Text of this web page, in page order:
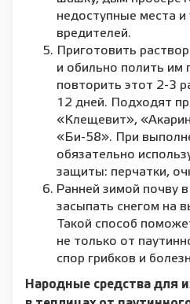
недоступные места и
вредителей.
Приготовить
и обильно полить им
повторить этот 2-3
12 дней. Подходят
«Клещевит»,
«Би-58». При
обязательно
защиты: перчатки,
Ранней зимой почву
засыпать снегом на
Такой способ
не только от
спор грибков и
Народные средства для